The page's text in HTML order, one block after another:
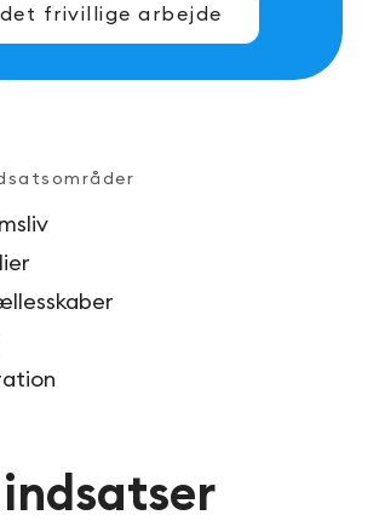
frivillige arbejde